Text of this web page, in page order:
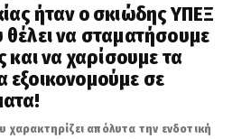
ήταν ο σκιώδης ΥΠΕΞ
να σταματήσουμε
και να χαρίσουμε τα
σε
απόλυτα την ενδοτική